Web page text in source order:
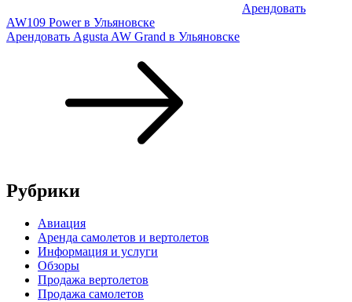
Арендовать
AW109 Power в Ульяновске
Арендовать Agusta AW Grand в Ульяновске
Рубрики
Авиация
Аренда самолетов и вертолетов
Информация и услуги
Обзоры
Продажа вертолетов
Продажа самолетов